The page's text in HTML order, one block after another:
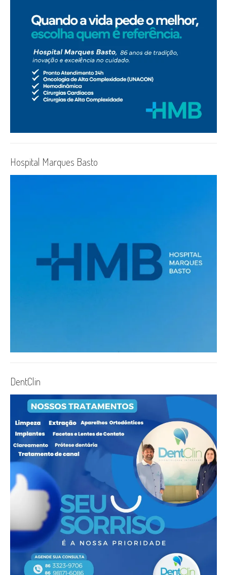
Hospital Marques Basto
DentClin